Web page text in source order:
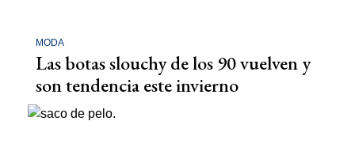
MODA
Las botas slouchy de los 90 vuelven y
son tendencia este invierno